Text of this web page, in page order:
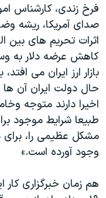
اعتراضات مردمی آبان ۹۸
اسرائیل در جنگ
نرگس محمدی برنده
همایش محافظه‌کاران
صفحه‌های ویژه
سفر پرزیدنت ترامپ به
فرخ زندی، کارشناس
صدای آمریکا، ریشه
اثرات تحریم های بین
کاهش عرضه دلار به
بازار ارز ایران می
حال دولت ایران آن ها
اخیرا دارند متوجه
طبیعا شرایط موجود
مشکل عظیمی را، برای
وجود آورده است.»
هم زمان خبرگزاری کار